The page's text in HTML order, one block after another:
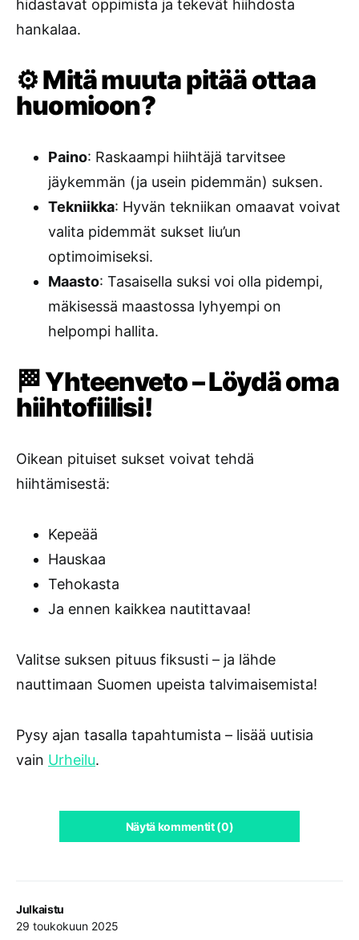
Julkaistu
29 toukokuun 2025
hidastavat oppimista ja tekevät hiihdosta
hankalaa.
⚙️ Mitä muuta pitää ottaa
huomioon?
Paino: Raskaampi hiihtäjä tarvitsee
jäykemmän (ja usein pidemmän) suksen.
Tekniikka: Hyvän tekniikan omaavat voivat
valita pidemmät sukset liu’un
optimoimiseksi.
Maasto: Tasaisella suksi voi olla pidempi,
mäkisessä maastossa lyhyempi on
helpompi hallita.
🏁 Yhteenveto – Löydä oma
hiihtofiilisi!
Oikean pituiset sukset voivat tehdä
hiihtämisestä:
Kepeää
Hauskaa
Tehokasta
Ja ennen kaikkea nautittavaa!
Valitse suksen pituus fiksusti – ja lähde
nauttimaan Suomen upeista talvimaisemista!
Pysy ajan tasalla tapahtumista – lisää uutisia
vain Urheilu.
Näytä kommentit (0)